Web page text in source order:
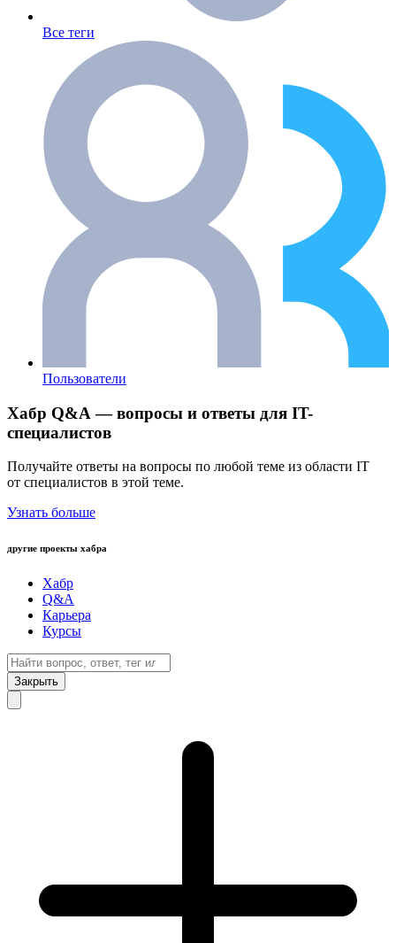
Все теги
Пользователи
Хабр Q&A — вопросы и ответы для IT-
специалистов
Получайте ответы на вопросы по любой теме из области IT
от специалистов в этой теме.
Узнать больше
другие проекты хабра
Хабр
Q&A
Карьера
Курсы
Закрыть